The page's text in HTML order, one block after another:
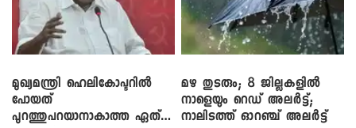
മുഖ്യമന്ത്രി ഹെലികോപ്ടറിൽ
പോയത്
പുറത്തുപറയാനാകാത്ത ഏത്
മഴ തുടരും; 8 ജില്ലകളിൽ
നാളെയും റെഡ് അലർട്ട്;
നാലിടത്ത് ഓറഞ്ച് അലർട്ട്